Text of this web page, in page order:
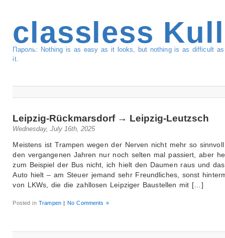
classless
Пароль: Nothing is as easy as it looks, but nothing is as difficult
it.
Leipzig-Rückmarsdorf → Leipzig-Leutzsch
Wednesday, July 16th, 2025
Meistens ist Trampen wegen der Nerven nicht mehr so
den vergangenen Jahren nur noch selten mal passiert, aber
zum Beispiel der Bus nicht, ich hielt den Daumen raus und
Auto hielt – am Steuer jemand sehr Freundliches, sonst
von LKWs, die die zahllosen Leipziger Baustellen mit […]
Posted inTrampen | No Comments »